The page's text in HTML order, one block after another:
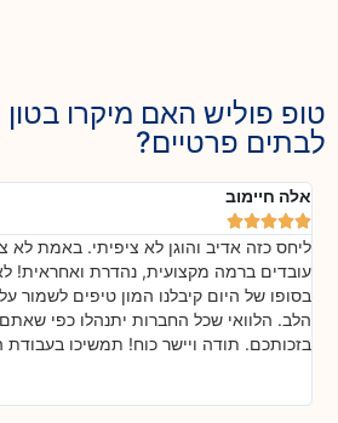
טופ פוליש האם מיקרו
לבתים פרטיים?
אלה חיימוב





ליחס כזה אדיב והוגן לא ציפיתי. באמת לא
עובדים ברמה מקצועית, נהדרת ואחראית!
בסופו של היום קיבלנו המון טיפים לשמור
הלב. הלוואי שכל החברות יתנהלו כפי שאתם
בזכותכם. תודה ויישר כוח! תמשיכו בעבודת